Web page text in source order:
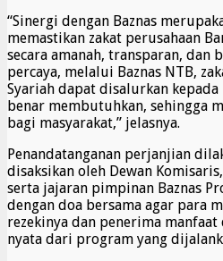
“Sinergi dengan Baznas
memastikan zakat perusahaan
secara amanah, transparan, dan
percaya, melalui Baznas NTB,
Syariah dapat disalurkan
benar membutuhkan, sehingga
bagi masyarakat,” jelasnya.
Penandatanganan perjanjian
disaksikan oleh Dewan
serta jajaran pimpinan Baznas
dengan doa bersama agar para
rezekinya dan penerima
nyata dari program yang